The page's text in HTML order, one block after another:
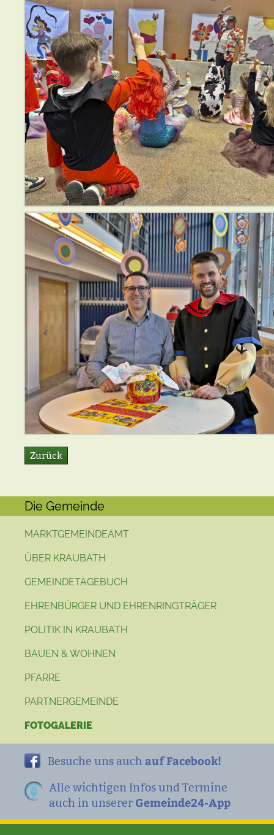
Zurück
Die Gemeinde
MARKTGEMEINDEAMT
ÜBER KRAUBATH
GEMEINDETAGEBUCH
EHRENBÜRGER UND EHRENRINGTRÄGER
POLITIK IN KRAUBATH
BAUEN & WOHNEN
PFARRE
PARTNERGEMEINDE
FOTOGALERIE
Besuche uns auch auf Facebook!
Alle wichtigen Infos und Termine
auch in unserer Gemeinde24-App